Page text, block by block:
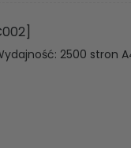
2500 stron